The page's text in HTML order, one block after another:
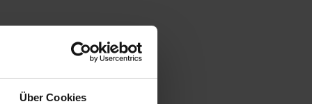
Über Cookies